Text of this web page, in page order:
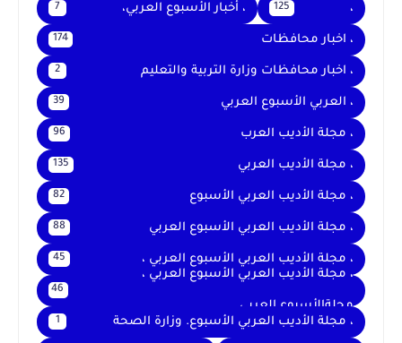
، 125 ، أخبار الأسبوع العربي، 7
، اخبار محافظات 174
، اخبار محافظات وزارة التربية والتعليم 2
، العربي الأسبوع العربي 39
، مجلة الأديب العرب 96
، مجلة الأديب العربي 135
، مجلة الأديب العربي الأسبوع 82
، مجلة الأديب العربي الأسبوع العربي 88
، مجلة الأديب العربي الأسبوع العربي ، 45
، مجلة الأديب العربي الأسبوع العربي ،
مجلةالأسبوع العربي
46
، مجلة الأديب العربي الأسبوع. وزارة الصحة 1